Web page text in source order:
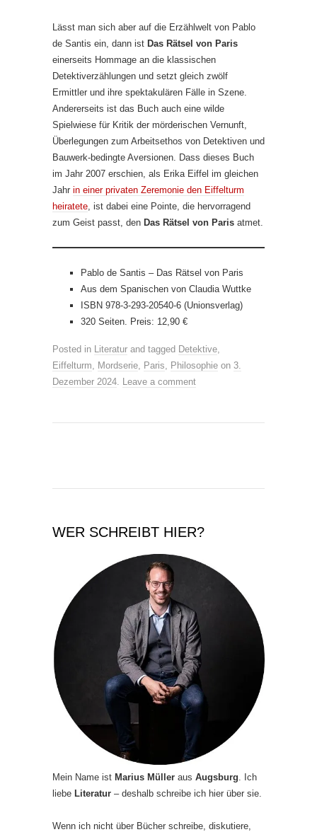
Lässt man sich aber auf die Erzählwelt von Pablo
de Santis ein, dann ist Das Rätsel von Paris
einerseits Hommage an die klassischen
Detektiverzählungen und setzt gleich zwölf
Ermittler und ihre spektakulären Fälle in Szene.
Andererseits ist das Buch auch eine wilde
Spielwiese für Kritik der mörderischen Vernunft,
Überlegungen zum Arbeitsethos von Detektiven und
Bauwerk-bedingte Aversionen. Dass dieses Buch
im Jahr 2007 erschien, als Erika Eiffel im gleichen
Jahr in einer privaten Zeremonie den Eiffelturm
heiratete , ist dabei eine Pointe, die hervorragend
zum Geist passt, den Das Rätsel von Paris atmet.
Pablo de Santis – Das Rätsel von Paris
Aus dem Spanischen von Claudia Wuttke
ISBN 978-3-293-20540-6 (Unionsverlag)
320 Seiten. Preis: 12,90 €
Posted in Literatur and tagged Detektive
Eiffelturm
Mordserie Paris Philosophie on 3.
Dezember 2024
Leave a comment
WER SCHREIBT HIER?
Mein Name ist Marius Müller aus Augsburg . Ich
liebe Literatur – deshalb schreibe ich hier über sie.
Wenn ich nicht über Bücher schreibe, diskutiere,